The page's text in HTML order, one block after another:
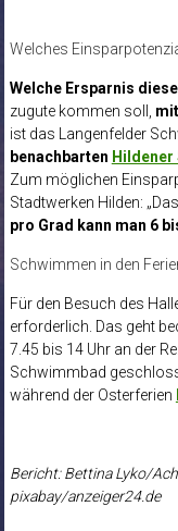
Welches
Welche Ersparnis
zugute kommen soll,
ist das Langenfelder
benachbarten
Zum möglichen
Stadtwerken Hilden:
pro Grad kann man 6
Schwimmen in den
Für den Besuch des
erforderlich. Das geht
7.45 bis 14 Uhr an der
Schwimmbad
während der Osterferien
Bericht: Bettina Lyko/
pixabay/anzeiger24.de